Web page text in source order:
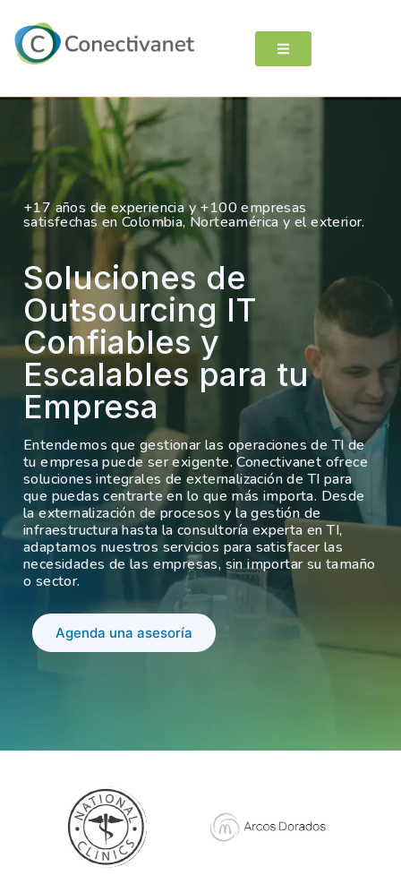
+17 años de experiencia y +100 empresas
satisfechas en Colombia, Norteamérica y el exterior.
Soluciones de
Outsourcing IT
Confiables y
Escalables para tu
Empresa
Entendemos que gestionar las operaciones de TI de
tu empresa puede ser exigente. Conectivanet ofrece
soluciones integrales de externalización de TI para
que puedas centrarte en lo que más importa. Desde
la externalización de procesos y la gestión de
infraestructura hasta la consultoría experta en TI,
adaptamos nuestros servicios para satisfacer las
necesidades de las empresas, sin importar su tamaño
o sector.
Agenda una asesoría